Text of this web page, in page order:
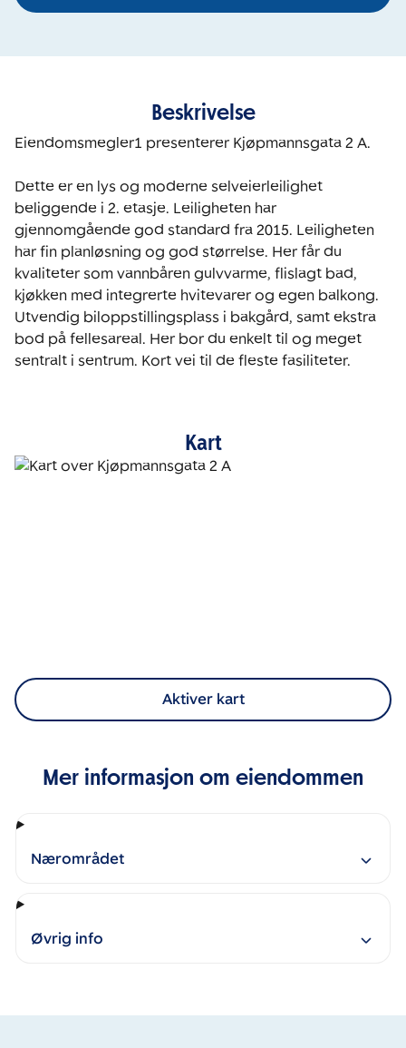
Beskrivelse
Eiendomsmegler1 presenterer Kjøpmannsgata 2 A.
Dette er en lys og moderne selveierleilighet
beliggende i 2. etasje. Leiligheten har
gjennomgående god standard fra 2015. Leiligheten
har fin planløsning og god størrelse. Her får du
kvaliteter som vannbåren gulvvarme, flislagt bad,
kjøkken med integrerte hvitevarer og egen balkong.
Utvendig biloppstillingsplass i bakgård, samt ekstra
bod på fellesareal. Her bor du enkelt til og meget
sentralt i sentrum. Kort vei til de fleste fasiliteter.
Kart
Aktiver kart
Mer informasjon om eiendommen
Nærområdet
Øvrig info